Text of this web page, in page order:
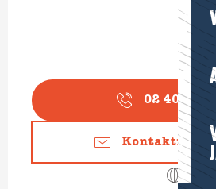
02 40 42
Kontaktieren